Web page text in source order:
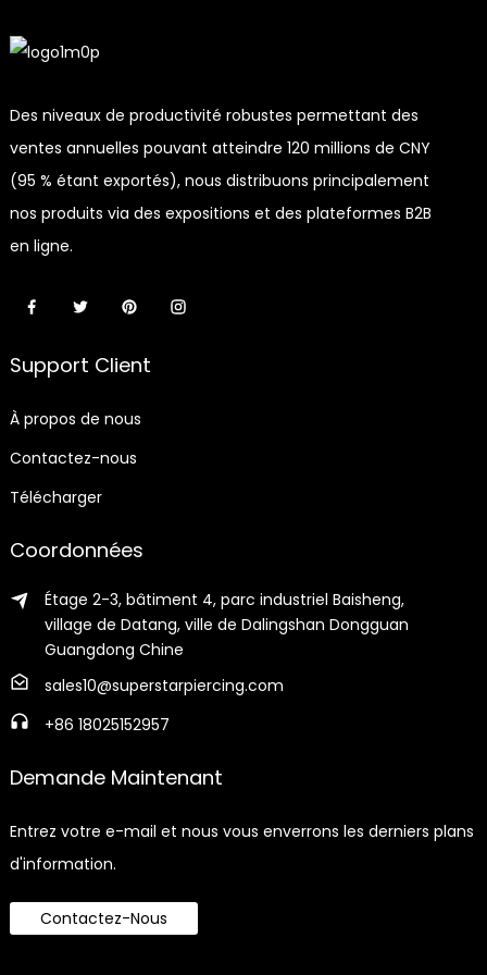
Des niveaux de productivité robustes permettant des
ventes annuelles pouvant atteindre 120 millions de CNY
(95 % étant exportés), nous distribuons principalement
nos produits via des expositions et des plateformes B2B
en ligne.
Support Client
À propos de nous
Contactez-nous
Télécharger
Coordonnées
Étage 2-3, bâtiment 4, parc industriel Baisheng,
village de Datang, ville de Dalingshan Dongguan
Guangdong Chine
sales10@superstarpiercing.com
+86 18025152957
Demande Maintenant
Entrez votre e-mail et nous vous enverrons les derniers plans
d'information.
Contactez-Nous